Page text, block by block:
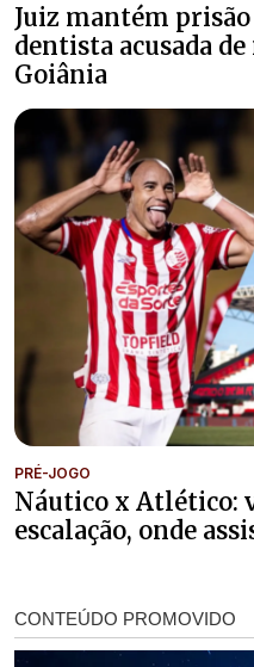
Juiz mantém
dentista acusada
Goiânia
PRÉ-JOGO
Náutico x Atlético:
escalação, onde